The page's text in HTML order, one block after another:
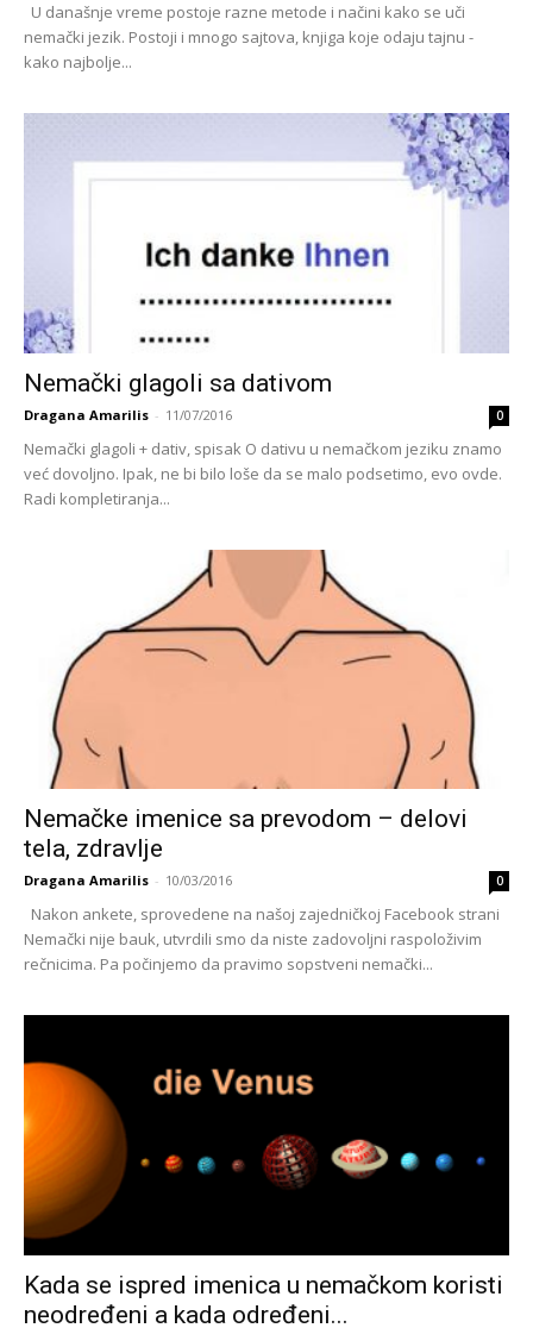
U današnje vreme postoje razne metode i načini kako se uči
nemački jezik. Postoji i mnogo sajtova, knjiga koje odaju tajnu -
kako najbolje...
Nemački glagoli sa dativom
Dragana Amarilis - 11/07/2016 0
Nemački glagoli + dativ, spisak O dativu u nemačkom jeziku znamo
već dovoljno. Ipak, ne bi bilo loše da se malo podsetimo, evo ovde.
Radi kompletiranja...
Nemačke imenice sa prevodom – delovi
tela, zdravlje
Dragana Amarilis - 10/03/2016 0
Nakon ankete, sprovedene na našoj zajedničkoj Facebook strani
Nemački nije bauk, utvrdili smo da niste zadovoljni raspoloživim
rečnicima. Pa počinjemo da pravimo sopstveni nemački...
Kada se ispred imenica u nemačkom koristi
neodređeni a kada određeni...